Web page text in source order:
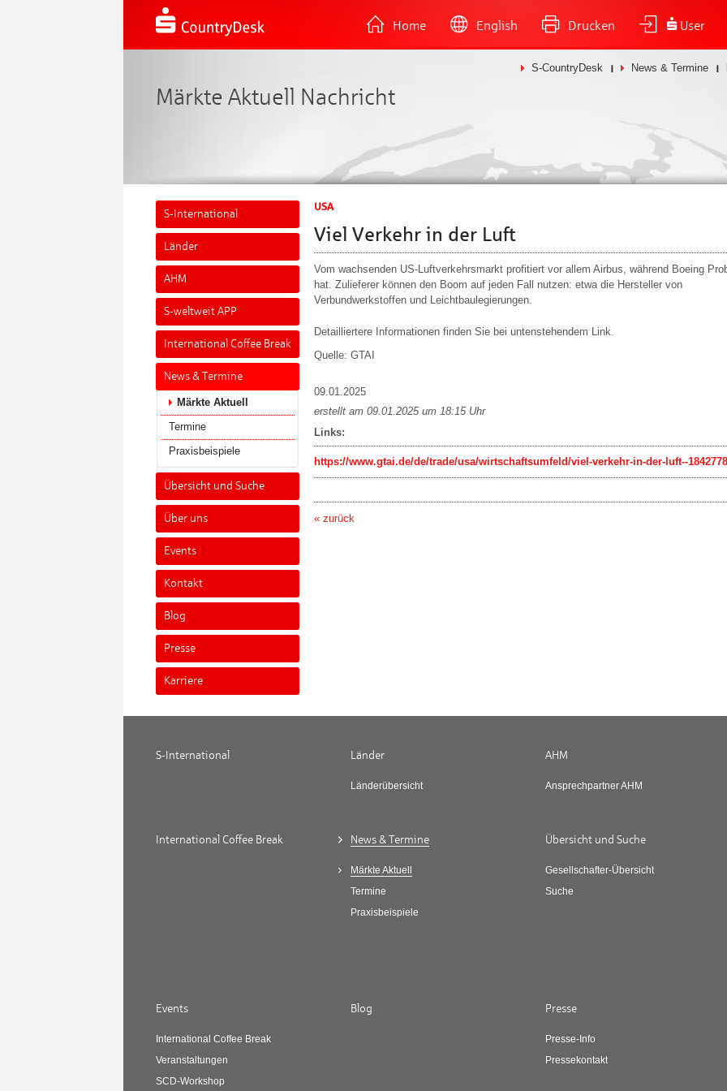
Home English Drucken User
S-CountryDesk News & Termine
Märkte Aktuell Nachricht
USA
Viel Verkehr in der Luft
Vom wachsenden US-Luftverkehrsmarkt profitiert vor allem Airbus, während Boeing
hat. Zulieferer können den Boom auf jeden Fall nutzen: etwa die Hersteller von
Verbundwerkstoffen und Leichtbaulegierungen.
Detailliertere Informationen finden Sie bei untenstehendem Link.
Quelle: GTAI
09.01.2025
erstellt am 09.01.2025 um 18:15 Uhr
Links:
https://www.gtai.de/de/trade/usa/wirtschaftsumfeld/viel-verkehr-in-der-luft--1842778
« zurück
S-International
Länder
AHM
S-weltweit APP
International Coffee Break
News & Termine
Märkte Aktuell
Termine
Praxisbeispiele
Übersicht und Suche
Über uns
Events
Kontakt
Blog
Presse
Karriere
S-International Länder
Länderübersicht
AHM
Ansprechpartner AHM
International Coffee Break News & Termine
Märkte Aktuell
Termine
Praxisbeispiele
Übersicht und Suche
Gesellschafter-Übersicht
Suche
Events
International Coffee Break
Veranstaltungen
SCD-Workshop
Blog Presse
Presse-Info
Pressekontakt